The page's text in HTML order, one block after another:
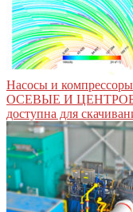
Насосы и компрессоры
ОСЕВЫЕ И
доступна для